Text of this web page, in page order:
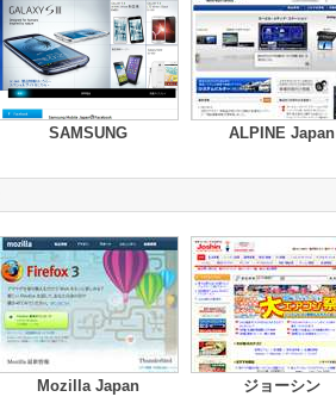
SAMSUNG ALPINE Japan
Mozilla Japan ジョーシン